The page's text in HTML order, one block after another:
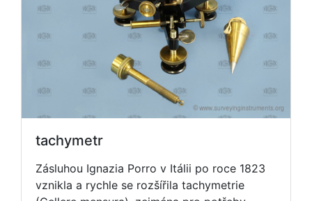
tachymetr
Zásluhou Ignazia Porro v Itálii po roce 1823
vznikla a rychle se rozšířila tachymetrie